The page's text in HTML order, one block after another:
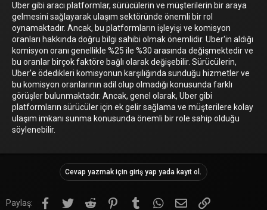
Uber gibi aracı platformlar, sürücülerin ve müşterilerin bir araya
gelmesini sağlayarak ulaşım sektöründe önemli bir rol
oynamaktadır. Ancak, bu platformların işleyişi ve komisyon
oranları hakkında doğru bilgi sahibi olmak önemlidir. Uber'in aldığı
komisyon oranı genellikle %25 ile %30 arasında değişmektedir ve
bu oranlar birçok faktöre bağlı olarak değişebilir. Sürücülerin,
Uber'e ödedikleri komisyonun karşılığında sunduğu hizmetler ve
bu komisyon oranlarının adil olup olmadığı konusunda farklı
görüşler bulunmaktadır. Ancak, genel olarak, Uber gibi
platformların sürücüler için ek gelir sağlama ve müşterilere kolay
ulaşım imkanı sunma konusunda önemli bir role sahip olduğu
söylenebilir.
Cevap yazmak için giriş yap yada kayıt ol.
Paylaş: Facebook
TwitterReddit PinterestTumblrWhatsApp
E-postaLink